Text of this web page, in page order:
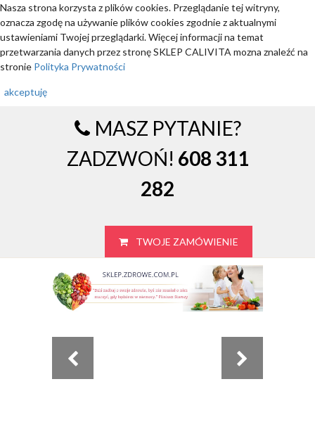
Nasza strona korzysta z plików cookies. Przeglądanie tej witryny,
oznacza zgodę na używanie plików cookies zgodnie z aktualnymi
ustawieniami Twojej przeglądarki. Więcej informacji na temat
przetwarzania danych przez stronę SKLEP CALIVITA mozna znaleźć na
stronie Polityka Prywatności
akceptuję
MASZ PYTANIE?
ZADZWOŃ! 608 311
282
TWOJE ZAMÓWIENIE